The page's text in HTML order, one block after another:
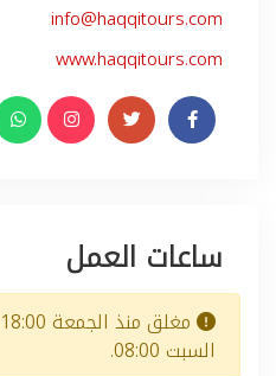
info@haqqitours.com
www.haqqitours.com
ساعات العمل
السبت 08:00.